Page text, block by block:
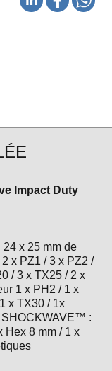
Impact Duty
x 25 mm de
x PZ1 / 3 x PZ2 /
/ 3 x TX25 / 2 x
1 x PH2 / 1 x
x TX30 / 1x
SHOCKWAVE™ :
Hex 8 mm / 1 x